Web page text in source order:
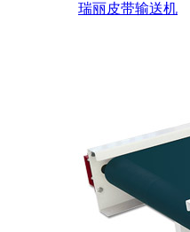
瑞丽皮带输送机